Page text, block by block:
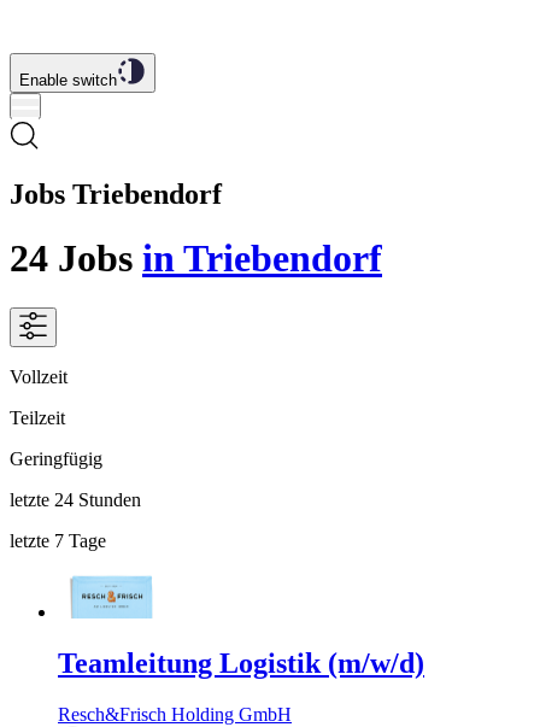
Enable switch
Jobs Triebendorf
24 Jobs in Triebendorf
Vollzeit
Teilzeit
Geringfügig
letzte 24 Stunden
letzte 7 Tage
Teamleitung Logistik (m/w/d)
Resch&Frisch Holding GmbH